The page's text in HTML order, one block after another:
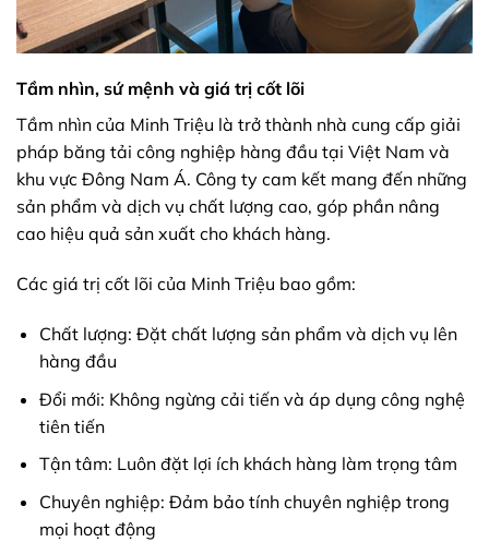
Tầm nhìn, sứ mệnh và giá trị cốt lõi
Tầm nhìn của Minh Triệu là trở thành nhà cung cấp giải
pháp băng tải công nghiệp hàng đầu tại Việt Nam và
khu vực Đông Nam Á. Công ty cam kết mang đến những
sản phẩm và dịch vụ chất lượng cao, góp phần nâng
cao hiệu quả sản xuất cho khách hàng.
Các giá trị cốt lõi của Minh Triệu bao gồm:
Chất lượng: Đặt chất lượng sản phẩm và dịch vụ lên
hàng đầu
Đổi mới: Không ngừng cải tiến và áp dụng công nghệ
tiên tiến
Tận tâm: Luôn đặt lợi ích khách hàng làm trọng tâm
Chuyên nghiệp: Đảm bảo tính chuyên nghiệp trong
mọi hoạt động